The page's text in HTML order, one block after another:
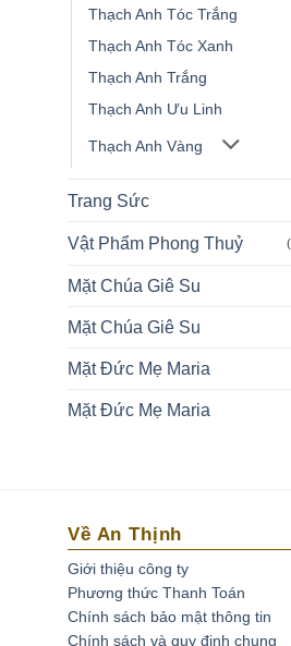
Thạch Anh Tóc Trắng
Thạch Anh Tóc Xanh
Thạch Anh Trắng
Thạch Anh Ưu Linh
Thạch Anh Vàng
Trang Sức
Vật Phẩm Phong Thuỷ
Mặt Chúa Giê Su
Mặt Chúa Giê Su
Mặt Đức Mẹ Maria
Mặt Đức Mẹ Maria
Về An Thịnh
Giới thiệu công ty
Phương thức Thanh Toán
Chính sách bảo mật thông tin
Chính sách và quy định chung